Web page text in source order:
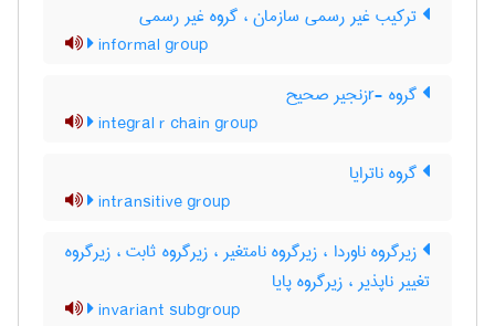
ترکیب غیر رسمی سازمان ، گروه غیر رسمی
informal group
گروه -rزنجیر صحیح
integral r chain group
گروه ناترایا
intransitive group
زیرگروه ناوردا ، زیرگروه نامتغیر ، زیرگروه ثابت ، زیرگروه
تغییر ناپذیر ، زیرگروه پایا
invariant subgroup